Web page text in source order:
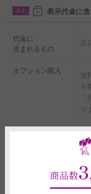
2-3 表示代金に
代金に
含まれるもの
造
オプション購入
無
を
り
重要契約条件
商品に関わる重要な注意事項
(1)「造花アート」の商品は
商品数